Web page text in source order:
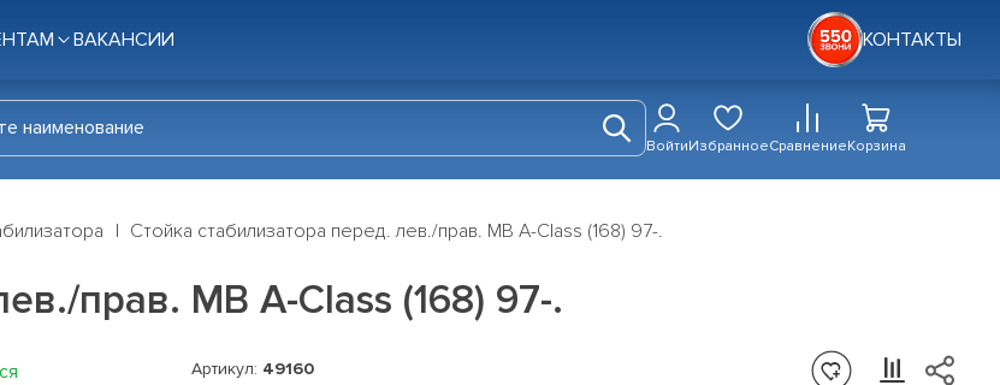
ВАКАНСИИ КОНТАКТЫ
ВойтиИзбранноеСравнениеКорзина
Стойка стабилизатора перед. лев./прав. MB A-Class (168) 97-.
прав. MB A-Class (168) 97-.
Артикул: 49160